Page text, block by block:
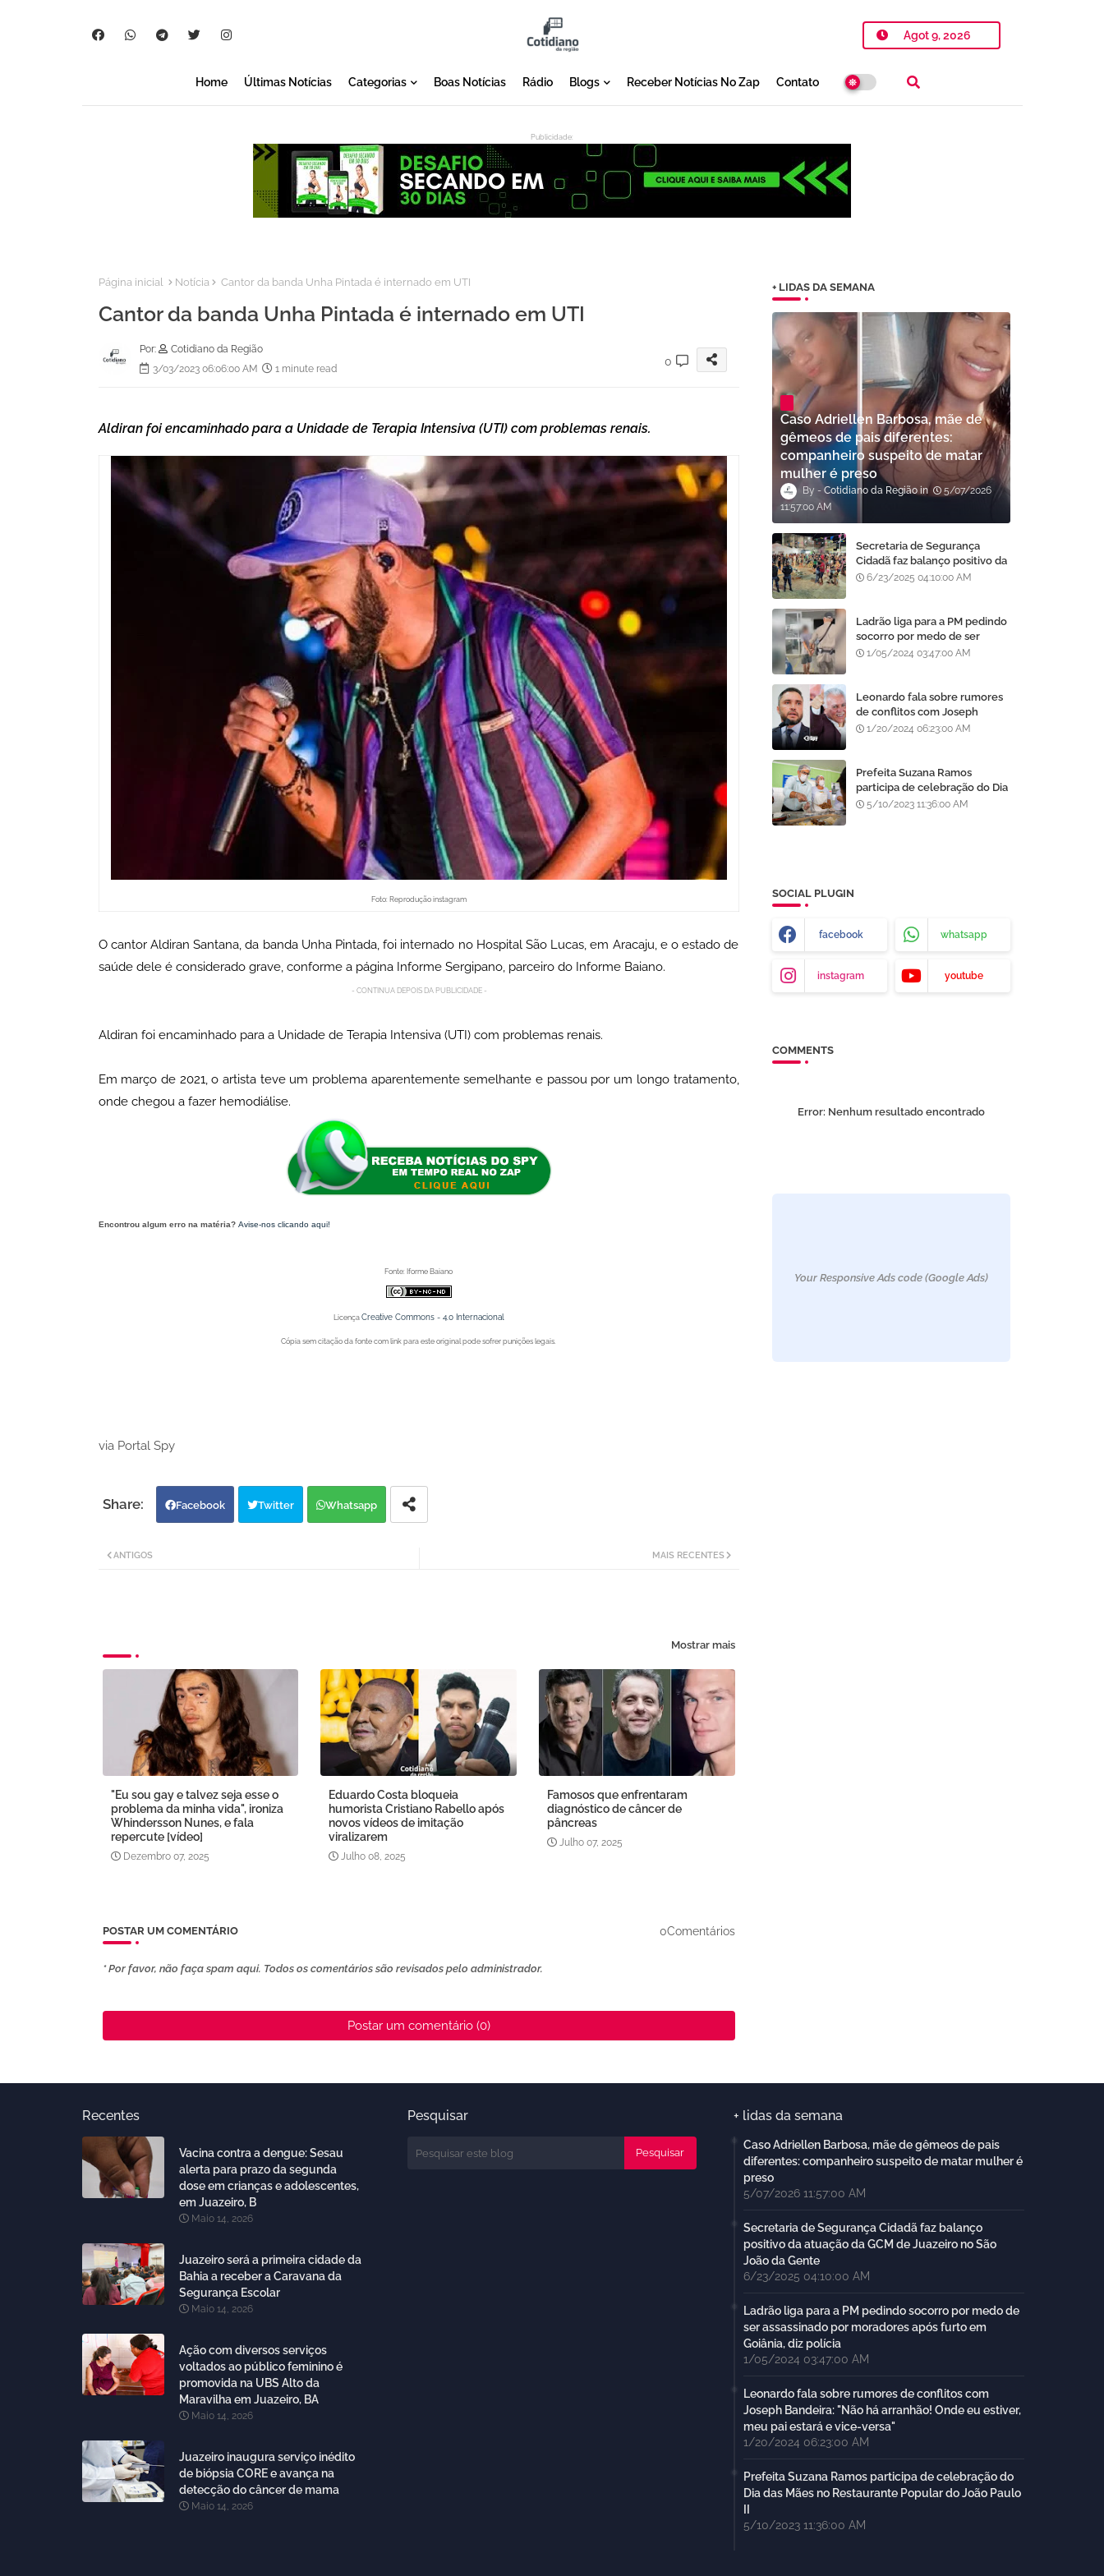
Agot 9, 2026
Home Últimas Notícias Categorias Boas Notícias Rádio Blogs Receber Notícias No Zap Contato
Publicidade:
:
Página inicial Notícia Cantor da banda Unha Pintada é internado em UTI
Cantor da banda Unha Pintada é internado em UTI
Por:
Cotidiano da Região
3/03/2023 06:06:00 AM
1 minute read
0
Aldiran foi encaminhado para a Unidade de Terapia Intensiva (UTI) com problemas renais.
Foto: Reprodução instagram
O cantor Aldiran Santana, da banda Unha Pintada, foi internado no Hospital São Lucas, em Aracaju, e o estado de
saúde dele é considerado grave, conforme a página Informe Sergipano, parceiro do Informe Baiano.
- CONTINUA DEPOIS DA PUBLICIDADE -
Aldiran foi encaminhado para a Unidade de Terapia Intensiva (UTI) com problemas renais.
Em março de 2021, o artista teve um problema aparentemente semelhante e passou por um longo tratamento,
onde chegou a fazer hemodiálise.
Encontrou algum erro na matéria? Avise-nos clicando aqui!
Fonte: Iforme Baiano
Licença Creative Commons - 4.0 Internacional
Cópia sem citação da fonte com link para este original pode sofrer punições legais.
via Portal Spy
Facebook Twitter Whatsapp
MAIS RECENTES
ANTIGOS
Mostrar mais
"Eu sou gay e talvez seja esse o
problema da minha vida", ironiza
Whindersson Nunes, e fala
repercute [vídeo]
Dezembro 07, 2025
Eduardo Costa bloqueia
humorista Cristiano Rabello após
novos vídeos de imitação
viralizarem
Julho 08, 2025
Famosos que enfrentaram
diagnóstico de câncer de
pâncreas
Julho 07, 2025
POSTAR UM COMENTÁRIO 0Comentários
* Por favor, não faça spam aqui. Todos os comentários são revisados ​​pelo administrador.
Postar um comentário (0)
+ LIDAS DA SEMANA
Caso Adriellen Barbosa, mãe de
gêmeos de pais diferentes:
companheiro suspeito de matar
mulher é preso
Cotidiano da Região
5/07/2026
11:57:00 AM
Secretaria de Segurança
Cidadã faz balanço positivo da
atuação da GCM de Juazeiro
6/23/2025 04:10:00 AM
Ladrão liga para a PM pedindo
socorro por medo de ser
assassinado por moradores
1/05/2024 03:47:00 AM
Leonardo fala sobre rumores
de conflitos com Joseph
Bandeira: "Não há arranhão!
1/20/2024 06:23:00 AM
Prefeita Suzana Ramos
participa de celebração do Dia
das Mães no Restaurante
5/10/2023 11:36:00 AM
SOCIAL PLUGIN
facebook whatsapp
instagram youtube
COMMENTS
Error: Nenhum resultado encontrado
Your Responsive Ads code (Google Ads)
Recentes
Vacina contra a dengue: Sesau
alerta para prazo da segunda
dose em crianças e adolescentes,
em Juazeiro, B
Maio 14, 2026
Juazeiro será a primeira cidade da
Bahia a receber a Caravana da
Segurança Escolar
Maio 14, 2026
Ação com diversos serviços
voltados ao público feminino é
promovida na UBS Alto da
Maravilha em Juazeiro, BA
Maio 14, 2026
Juazeiro inaugura serviço inédito
de biópsia CORE e avança na
detecção do câncer de mama
Maio 14, 2026
Pesquisar + lidas da semana
Caso Adriellen Barbosa, mãe de gêmeos de pais
diferentes: companheiro suspeito de matar mulher é
preso
5/07/2026 11:57:00 AM
Secretaria de Segurança Cidadã faz balanço
positivo da atuação da GCM de Juazeiro no São
João da Gente
6/23/2025 04:10:00 AM
Ladrão liga para a PM pedindo socorro por medo de
ser assassinado por moradores após furto em
Goiânia, diz polícia
1/05/2024 03:47:00 AM
Leonardo fala sobre rumores de conflitos com
Joseph Bandeira: "Não há arranhão! Onde eu estiver,
meu pai estará e vice-versa"
1/20/2024 06:23:00 AM
Prefeita Suzana Ramos participa de celebração do
Dia das Mães no Restaurante Popular do João Paulo
5/10/2023 11:36:00 AM